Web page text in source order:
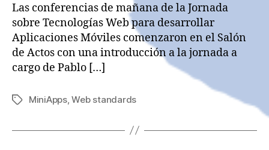
Las conferencias de mañana de la Jornada
sobre Tecnologías Web para desarrollar
Aplicaciones Móviles comenzaron en el Salón
de Actos con una introducción a la jornada a
cargo de Pablo […]
Etiquetas
MiniApps,Web standards